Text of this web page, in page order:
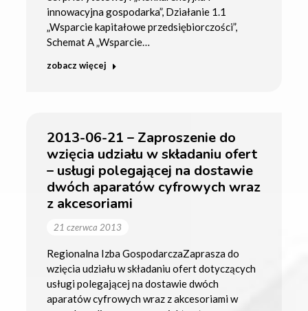
innowacyjna gospodarka”, Działanie 1.1
„Wsparcie kapitałowe przedsiębiorczości”,
Schemat A „Wsparcie…
zobacz więcej
2013-06-21 – Zaproszenie do
wzięcia udziału w składaniu ofert
– usługi polegającej na dostawie
dwóch aparatów cyfrowych wraz
z akcesoriami
21 czerwca 2013
Regionalna Izba GospodarczaZaprasza do
wzięcia udziału w składaniu ofert dotyczących
usługi polegającej na dostawie dwóch
aparatów cyfrowych wraz z akcesoriami w